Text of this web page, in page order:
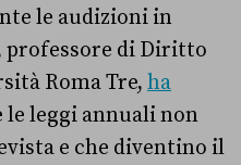
le audizioni in
professore di Diritto
Roma Tre, ha
le leggi annuali non
e che diventino il